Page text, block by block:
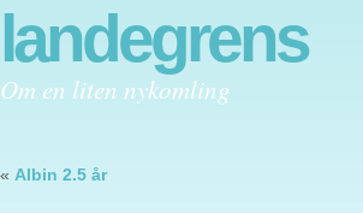
landegrens
Om en liten nykomling
« Albin 2.5 år